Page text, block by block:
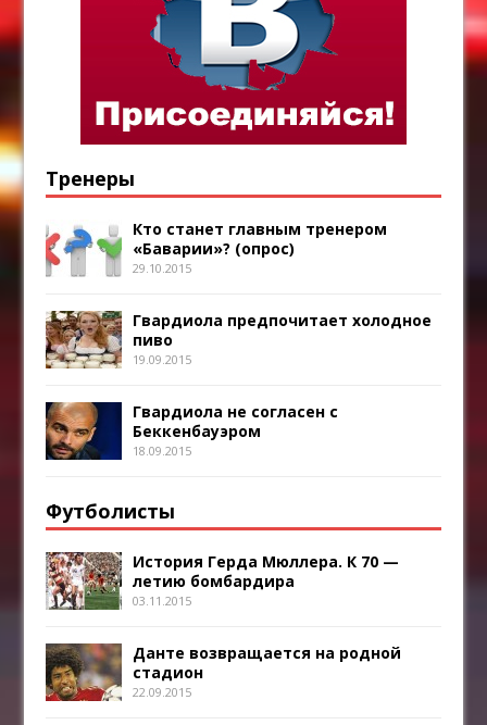
Тренеры
Кто станет главным тренером
«Баварии»? (опрос)
29.10.2015
Гвардиола предпочитает холодное
пиво
19.09.2015
Гвардиола не согласен с
Беккенбауэром
18.09.2015
Футболисты
История Герда Мюллера. К 70 —
летию бомбардира
03.11.2015
Данте возвращается на родной
стадион
22.09.2015